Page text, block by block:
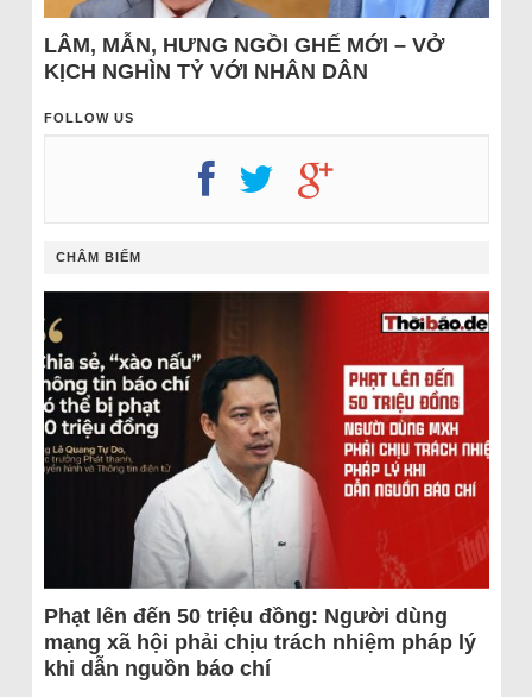
LÂM, MẪN, HƯNG NGỒI GHẾ MỚI – VỞ
KỊCH NGHÌN TỶ VỚI NHÂN DÂN
FOLLOW US
CHÂM BIẾM
Phạt lên đến 50 triệu đồng: Người dùng
mạng xã hội phải chịu trách nhiệm pháp lý
khi dẫn nguồn báo chí